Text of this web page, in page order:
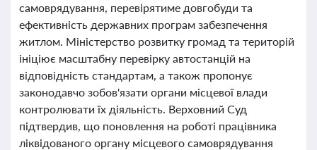
самоврядування, перевірятиме довгобуди та
ефективність державних програм забезпечення
житлом. Міністерство розвитку громад та територій
ініціює масштабну перевірку автостанцій на
відповідність стандартам, а також пропонує
законодавчо зобов'язати органи місцевої влади
контролювати їх діяльність. Верховний Суд
підтвердив, що поновлення на роботі працівника
ліквідованого органу місцевого самоврядування